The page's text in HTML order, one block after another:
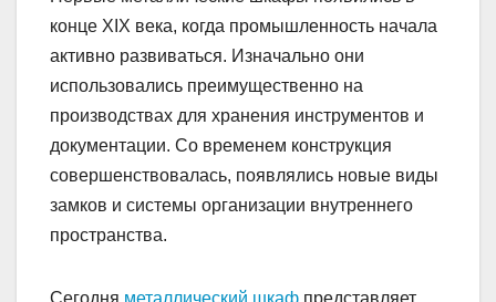
конце XIX века, когда промышленность начала
активно развиваться. Изначально они
использовались преимущественно на
производствах для хранения инструментов и
документации. Со временем конструкция
совершенствовалась, появлялись новые виды
замков и системы организации внутреннего
пространства.